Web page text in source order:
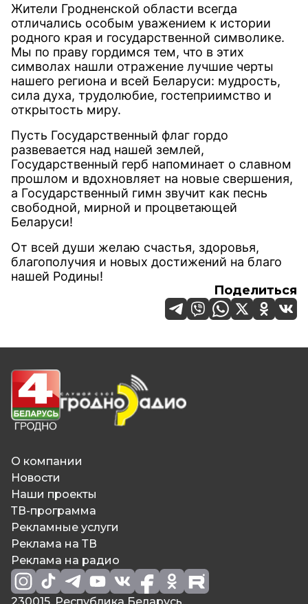
Жители Гродненской области всегда
отличались особым уважением к истории
родного края и государственной символике.
Мы по праву гордимся тем, что в этих
символах нашли отражение лучшие черты
нашего региона и всей Беларуси: мудрость,
сила духа, трудолюбие, гостеприимство и
открытость миру.
Пусть Государственный флаг гордо
развевается над нашей землей,
Государственный герб напоминает о славном
прошлом и вдохновляет на новые свершения,
а Государственный гимн звучит как песнь
свободной, мирной и процветающей
Беларуси!
От всей души желаю счастья, здоровья,
благополучия и новых достижений на благо
нашей Родины!
Поделиться
О компании
Новости
Наши проекты
ТВ-программа
Рекламные услуги
Реклама на ТВ
Реклама на радио